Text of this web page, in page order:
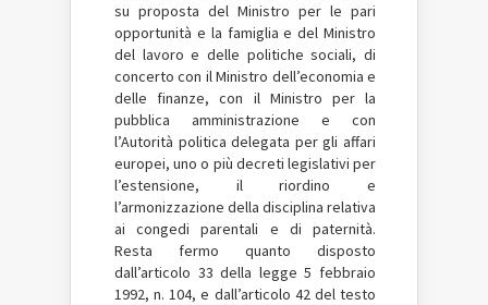
su proposta del Ministro per le pari
opportunità e la famiglia e del Ministro
del lavoro e delle politiche sociali, di
concerto con il Ministro dell’economia e
delle finanze, con il Ministro per la
pubblica amministrazione e con
l’Autorità politica delegata per gli affari
europei, uno o più decreti legislativi per
l’estensione, il riordino e
l’armonizzazione della disciplina relativa
ai congedi parentali e di paternità.
Resta fermo quanto disposto
dall’articolo 33 della legge 5 febbraio
1992, n. 104, e dall’articolo 42 del testo